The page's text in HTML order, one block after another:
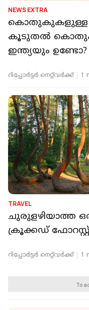
NEWS EXTRA
കൊതുകുകളുള്ള
കൂടുതൽ
ഇന്ത്യയും ഉണ്ടോ?
റിപ്പോർട്ടർ നെറ്റ്‌വര്‍ക്ക്‌ 1
TRAVEL
ചുരുളഴിയാത്ത
ക്രൂക്കഡ് ഫോറസ്റ്റ്
റിപ്പോർട്ടർ നെറ്റ്‌വര്‍ക്ക്‌ 1
To